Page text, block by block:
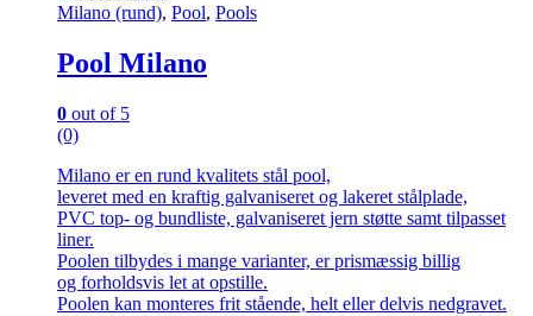
kan
på
varesiden
Milano (rund), Pool, Pools
Pool Milano
0 out of 5
(0)
Milano er en rund kvalitets stål pool,
leveret med en kraftig galvaniseret og lakeret stålplade,
PVC top- og bundliste, galvaniseret jern støtte samt tilpasset
liner.
Poolen tilbydes i mange varianter, er prismæssig billig
og forholdsvis let at opstille.
Poolen kan monteres frit stående, helt eller delvis nedgravet.